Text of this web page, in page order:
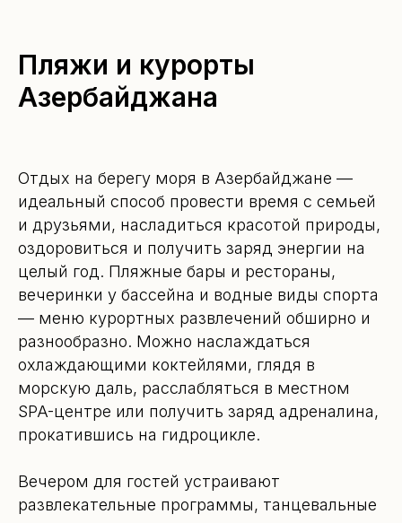
Пляжи и курорты
Азербайджана
Отдых на берегу моря в Азербайджане —
идеальный способ провести время с семьей
и друзьями, насладиться красотой природы,
оздоровиться и получить заряд энергии на
целый год. Пляжные бары и рестораны,
вечеринки у бассейна и водные виды спорта
— меню курортных развлечений обширно и
разнообразно. Можно наслаждаться
охлаждающими коктейлями, глядя в
морскую даль, расслабляться в местном
SPA-центре или получить заряд адреналина,
прокатившись на гидроцикле.
Вечером для гостей устраивают
развлекательные программы, танцевальные
Свяжитесь
с нами